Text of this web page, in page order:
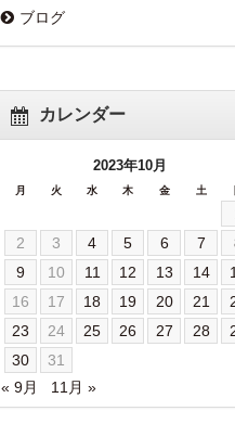
ブログ
カレンダー
2023年10月
月 火 水 木 金 土
2
3 4 5 6 7
9
10 11 12 13 14
16
17 18 19 20 21
23
24 25 26 27 28
30
31
« 9月
11月 »